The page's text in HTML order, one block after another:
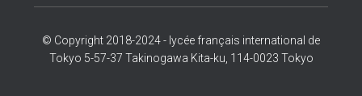
© Copyright 2018-2024 - lycée français international de
Tokyo 5-57-37 Takinogawa Kita-ku, 114-0023 Tokyo